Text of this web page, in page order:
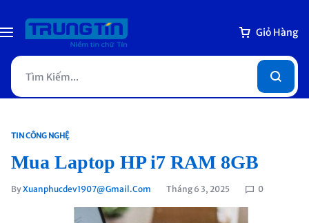
Giỏ Hàng
TIN CÔNG NGHỆ
Mua Laptop HP i7 RAM 8GB
ByXuanphucdev1907@gmail.com Tháng 6 3, 2025 0